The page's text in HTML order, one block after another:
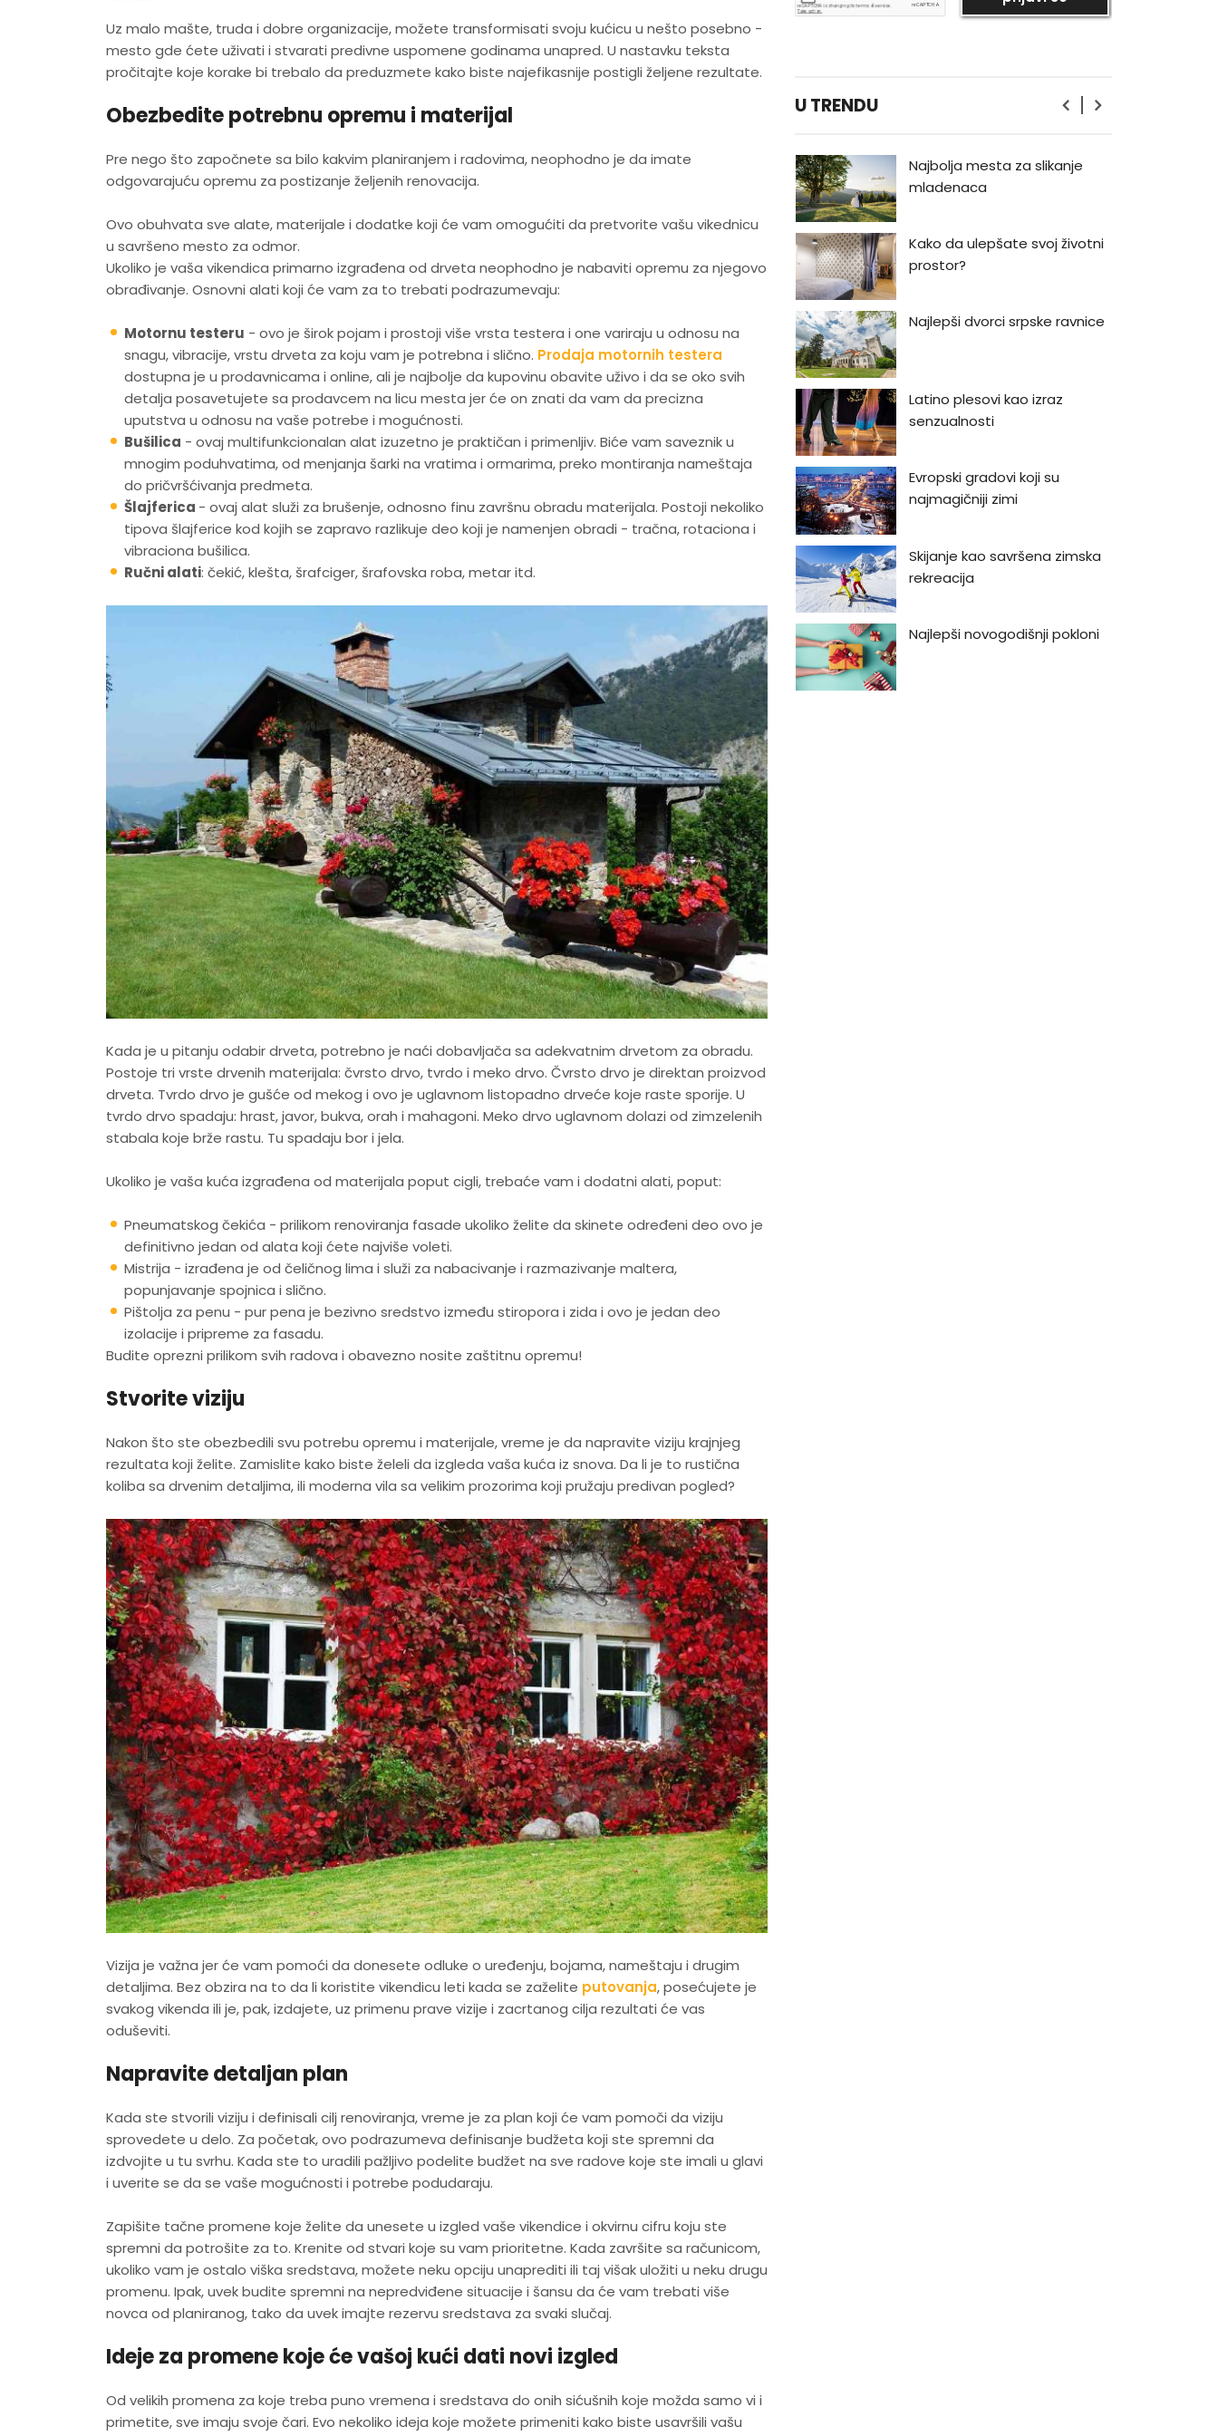
Uz malo mašte, truda i dobre organizacije, možete transformisati svoju kućicu u nešto posebno -
mesto gde ćete uživati i stvarati predivne uspomene godinama unapred. U nastavku teksta
pročitajte koje korake bi trebalo da preduzmete kako biste najefikasnije postigli željene rezultate.
Obezbedite potrebnu opremu i materijal
Pre nego što započnete sa bilo kakvim planiranjem i radovima, neophodno je da imate
odgovarajuću opremu za postizanje željenih renovacija.
Ovo obuhvata sve alate, materijale i dodatke koji će vam omogućiti da pretvorite vašu vikednicu
u savršeno mesto za odmor.
Ukoliko je vaša vikendica primarno izgrađena od drveta neophodno je nabaviti opremu za njegovo
obrađivanje. Osnovni alati koji će vam za to trebati podrazumevaju:
Motornu testeru - ovo je širok pojam i prostoji više vrsta testera i one variraju u odnosu na
snagu, vibracije, vrstu drveta za koju vam je potrebna i slično. Prodaja motornih testera
dostupna je u prodavnicama i online, ali je najbolje da kupovinu obavite uživo i da se oko svih
detalja posavetujete sa prodavcem na licu mesta jer će on znati da vam da precizna
uputstva u odnosu na vaše potrebe i mogućnosti.
Bušilica - ovaj multifunkcionalan alat izuzetno je praktičan i primenljiv. Biće vam saveznik u
mnogim poduhvatima, od menjanja šarki na vratima i ormarima, preko montiranja nameštaja
do pričvršćivanja predmeta.
Šlajferica - ovaj alat služi za brušenje, odnosno finu završnu obradu materijala. Postoji nekoliko
tipova šlajferice kod kojih se zapravo razlikuje deo koji je namenjen obradi - tračna, rotaciona i
vibraciona bušilica.
Ručni alati: čekić, klešta, šrafciger, šrafovska roba, metar itd.
Kada je u pitanju odabir drveta, potrebno je naći dobavljača sa adekvatnim drvetom za obradu.
Postoje tri vrste drvenih materijala: čvrsto drvo, tvrdo i meko drvo. Čvrsto drvo je direktan proizvod
drveta. Tvrdo drvo je gušće od mekog i ovo je uglavnom listopadno drveće koje raste sporije. U
tvrdo drvo spadaju: hrast, javor, bukva, orah i mahagoni. Meko drvo uglavnom dolazi od zimzelenih
stabala koje brže rastu. Tu spadaju bor i jela.
Ukoliko je vaša kuća izgrađena od materijala poput cigli, trebaće vam i dodatni alati, poput:
Pneumatskog čekića - prilikom renoviranja fasade ukoliko želite da skinete određeni deo ovo je
definitivno jedan od alata koji ćete najviše voleti.
Mistrija - izrađena je od čeličnog lima i služi za nabacivanje i razmazivanje maltera,
popunjavanje spojnica i slično.
Pištolja za penu - pur pena je bezivno sredstvo između stiropora i zida i ovo je jedan deo
izolacije i pripreme za fasadu.
Budite oprezni prilikom svih radova i obavezno nosite zaštitnu opremu!
Stvorite viziju
Nakon što ste obezbedili svu potrebu opremu i materijale, vreme je da napravite viziju krajnjeg
rezultata koji želite. Zamislite kako biste želeli da izgleda vaša kuća iz snova. Da li je to rustična
koliba sa drvenim detaljima, ili moderna vila sa velikim prozorima koji pružaju predivan pogled?
Vizija je važna jer će vam pomoći da donesete odluke o uređenju, bojama, nameštaju i drugim
detaljima. Bez obzira na to da li koristite vikendicu leti kada se zaželite putovanja, posećujete je
svakog vikenda ili je, pak, izdajete, uz primenu prave vizije i zacrtanog cilja rezultati će vas
oduševiti.
Napravite detaljan plan
Kada ste stvorili viziju i definisali cilj renoviranja, vreme je za plan koji će vam pomoči da viziju
sprovedete u delo. Za početak, ovo podrazumeva definisanje budžeta koji ste spremni da
izdvojite u tu svrhu. Kada ste to uradili pažljivo podelite budžet na sve radove koje ste imali u glavi
i uverite se da se vaše mogućnosti i potrebe podudaraju.
Zapišite tačne promene koje želite da unesete u izgled vaše vikendice i okvirnu cifru koju ste
spremni da potrošite za to. Krenite od stvari koje su vam prioritetne. Kada završite sa računicom,
ukoliko vam je ostalo viška sredstava, možete neku opciju unaprediti ili taj višak uložiti u neku drugu
promenu. Ipak, uvek budite spremni na nepredviđene situacije i šansu da će vam trebati više
novca od planiranog, tako da uvek imajte rezervu sredstava za svaki slučaj.
Ideje za promene koje će vašoj kući dati novi izgled
Od velikih promena za koje treba puno vremena i sredstava do onih sićušnih koje možda samo vi i
primetite, sve imaju svoje čari. Evo nekoliko ideja koje možete primeniti kako biste usavršili vašu
U TRENDU
Bukmarker #3: Rej Bredberi -
Najbolja mesta za slikanje
mladenaca
Kako da ulepšate svoj životni
prostor?
Najlepši dvorci srpske ravnice
Latino plesovi kao izraz
senzualnosti
Evropski gradovi koji su
najmagičniji zimi
Skijanje kao savršena zimska
rekreacija
Najlepši novogodišnji pokloni